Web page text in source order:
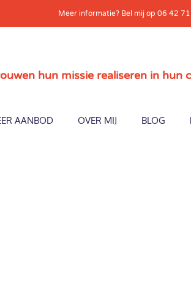
Meer informatie? Bel mij op 06 42
hun missie realiseren in hun
AANBOD OVER MIJ BLOG